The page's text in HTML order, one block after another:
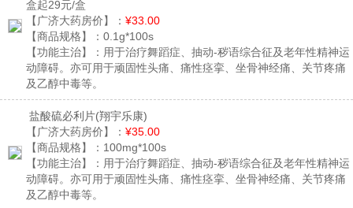
盒起29元/盒
【广济大药房价】： ¥33.00
【商品规格】： 0.1g*100s
【功能主治】： 用于治疗舞蹈症、抽动-秽语综合征及老年性精神运
动障碍。亦可用于顽固性头痛、痛性痉挛、坐骨神经痛、关节疼痛
及乙醇中毒等。
盐酸硫必利片(翔宇乐康)
【广济大药房价】： ¥35.00
【商品规格】： 100mg*100s
【功能主治】： 用于治疗舞蹈症、抽动-秽语综合征及老年性精神运
动障碍。亦可用于顽固性头痛、痛性痉挛、坐骨神经痛、关节疼痛
及乙醇中毒等。